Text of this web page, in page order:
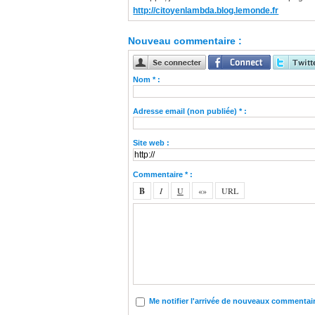
http://citoyenlambda.blog.lemonde.fr
Nouveau commentaire :
Nom * :
Adresse email (non publiée) * :
Site web :
Commentaire * :
Me notifier l'arrivée de nouveaux